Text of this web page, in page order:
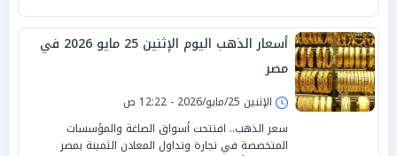
أسعار الذهب اليوم الإثنين 25 مايو 2026 في
مصر
الإثنين 25/مايو/2026 - 12:22 ص
سعر الذهب.. افتتحت أسواق الصاغة والمؤسسات
المتخصصة في تجارة وتداول المعادن الثمينة بمصر